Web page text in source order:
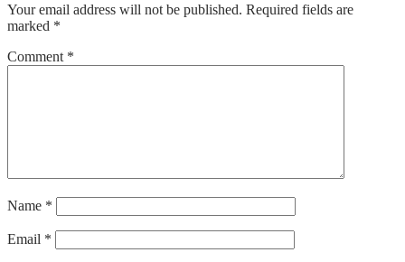
Your email address will not be published. Required fields are
marked *
Comment *
Name *
Email *